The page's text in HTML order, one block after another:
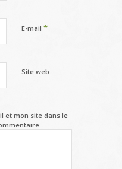
E-mail *
Site web
et mon site dans le